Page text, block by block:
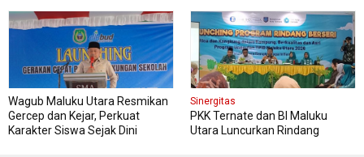
Wagub Maluku Utara Resmikan
Gercep dan Kejar, Perkuat
Karakter Siswa Sejak Dini
Sinergitas
PKK Ternate dan BI Maluku
Utara Luncurkan Rindang